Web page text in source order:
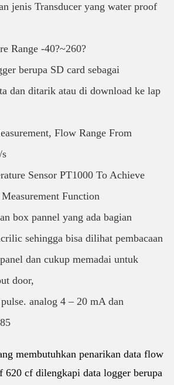
jenis Transducer yang water proof
Range -40?~260?
berupa SD card sebagai
dan ditarik atau di download ke lap
Flow Range From
Sensor PT1000 To Achieve
Function
box pannel yang ada bagian
sehingga bisa dilihat pembacaan
dan cukup memadai untuk
door,
analog 4 – 20 mA dan
membutuhkan penarikan data flow
620 cf dilengkapi data logger berupa